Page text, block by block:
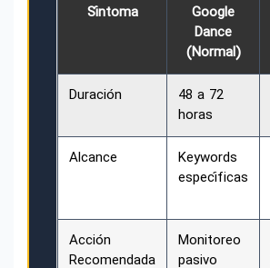
Síntoma
Google
Dance
(Normal)
Duración
48 a 72
horas
Alcance
Keywords
específicas
Acción
Recomendada
Monitoreo
pasivo